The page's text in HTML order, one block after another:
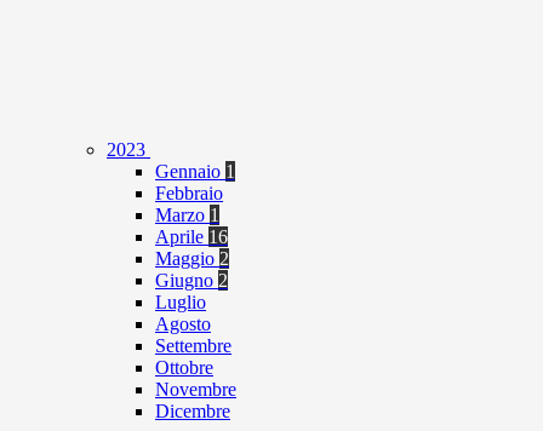
2023
Gennaio 1
Febbraio
Marzo 1
Aprile 16
Maggio 2
Giugno 2
Luglio
Agosto
Settembre
Ottobre
Novembre
Dicembre